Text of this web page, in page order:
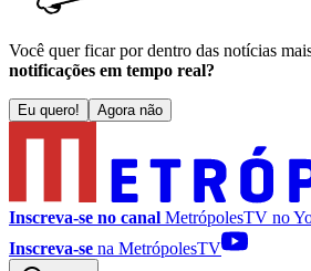
Você quer ficar por dentro das notícias
notificações em tempo real?
Eu quero! Agora não
Inscreva-se no canal MetrópolesTV no
Inscreva-se na MetrópolesTV